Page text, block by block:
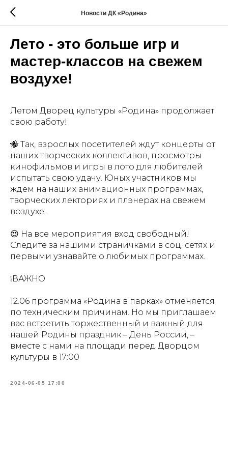
Новости ДК «Родина»
Лето - это больше игр и
мастер-классов на свежем
воздухе!
Летом Дворец культуры «Родина» продолжает
свою работу!
🐝 Так, взрослых посетителей ждут концерты от
наших творческих коллективов, просмотры
кинофильмов и игры в лото для любителей
испытать свою удачу. Юных участников мы
ждем на наших анимационных программах,
творческих лекториях и плэнерах на свежем
воздухе.
😍 На все мероприятия вход свободный!
Следите за нашими страничками в соц. сетях и
первыми узнавайте о любимых программах.
❕ВАЖНО
12.06 программа «Родина в парках» отменяется
по техническим причинам. Но мы приглашаем
вас встретить торжественный и важный для
нашей Родины праздник – День России, –
вместе с нами на площади перед Дворцом
культуры в 17:00
2024-06-05 17:00